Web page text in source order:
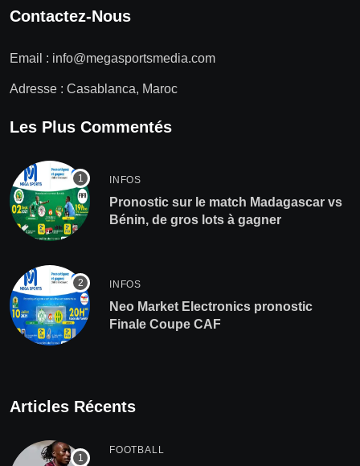
Contactez-Nous
Email : info@megasportsmedia.com
Adresse : Casablanca, Maroc
Les Plus Commentés
INFOS
Pronostic sur le match Madagascar vs
Bénin, de gros lots à gagner
INFOS
Neo Market Electronics pronostic
Finale Coupe CAF
Articles Récents
FOOTBALL